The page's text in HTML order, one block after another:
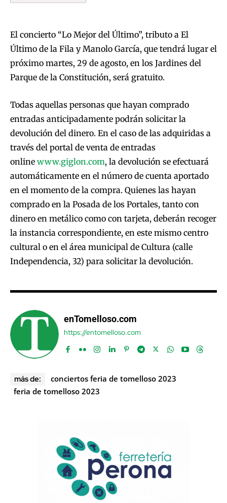
El concierto “Lo Mejor del Último”, tributo a El
Último de la Fila y Manolo García, que tendrá lugar el
próximo martes, 29 de agosto, en los Jardines del
Parque de la Constitución, será gratuito.
Todas aquellas personas que hayan comprado
entradas anticipadamente podrán solicitar la
devolución del dinero. En el caso de las adquiridas a
través del portal de venta de entradas
online www.giglon.com, la devolución se efectuará
automáticamente en el número de cuenta aportado
en el momento de la compra. Quienes las hayan
comprado en la Posada de los Portales, tanto con
dinero en metálico como con tarjeta, deberán recoger
la instancia correspondiente, en este mismo centro
cultural o en el área municipal de Cultura (calle
Independencia, 32) para solicitar la devolución.
enTomelloso.com
https://entomelloso.com
más de:
conciertos feria de tomelloso 2023
feria de tomelloso 2023